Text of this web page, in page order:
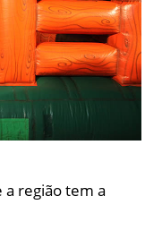
região tem a